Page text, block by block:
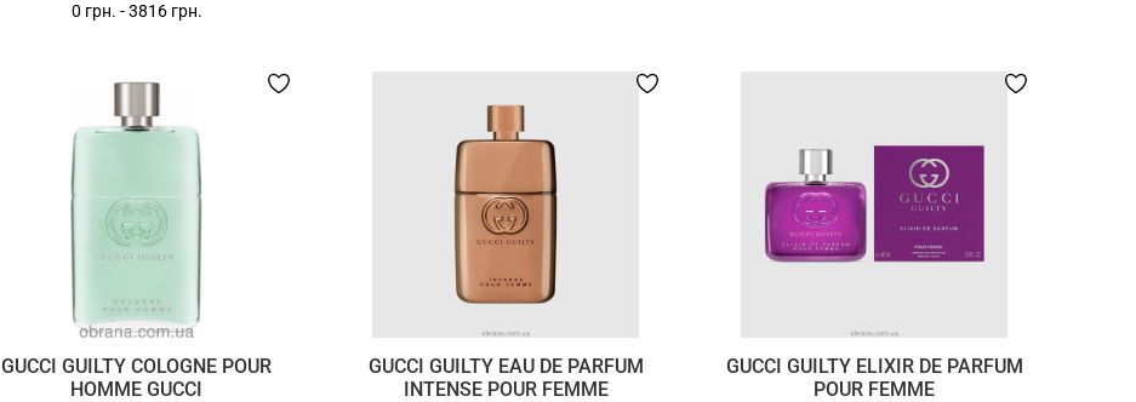
0 грн. -3816 грн.
GUCCI GUILTY COLOGNE POUR
HOMME GUCCI
GUCCI GUILTY EAU DE PARFUM
INTENSE POUR FEMME
GUCCI GUILTY ELIXIR DE PARFUM
POUR FEMME